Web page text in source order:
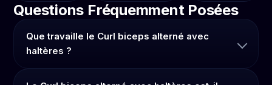
Questions Fréquemment Posées
Que travaille le Curl biceps alterné avec
haltères ?